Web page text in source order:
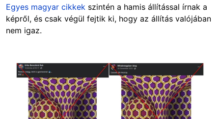
Egyes magyar cikkek szintén a hamis állítással írnak a
képről, és csak végül fejtik ki, hogy az állítás valójában
nem igaz.
Image